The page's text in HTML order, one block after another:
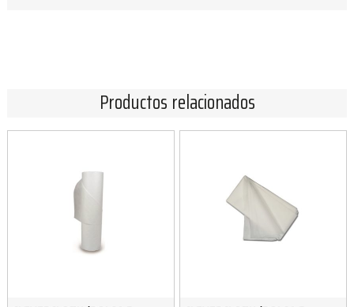
Productos relacionados